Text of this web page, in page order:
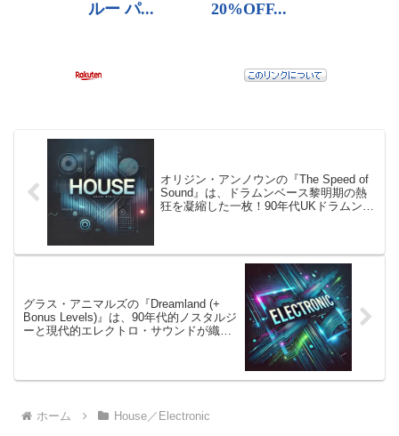
オリジン・アンノウンの『The Speed of
Sound』は、ドラムンベース黎明期の熱
狂を凝縮した一枚！90年代UKドラムンベ
グラス・アニマルズの『Dreamland (+
Bonus Levels)』は、90年代的ノスタルジ
ーと現代的エレクトロ・サウンドが織り
ホーム House／Electronic